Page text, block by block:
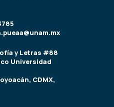
y Letras #88
Universidad
CDMX,